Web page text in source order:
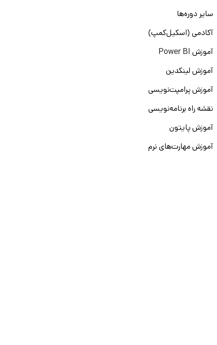
سایر دوره‌ها
آکادمی (اسکیل‌کمپ)
آموزش Power BI
آموزش لینکدین
آموزش پرامپت‌نویسی
نقشه راه برنامه‌نویسی
آموزش پایتون
آموزش مهارت‌های نرم